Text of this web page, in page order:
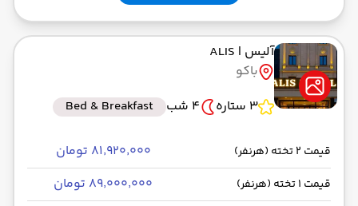
آلیس | ALIS
باکو
3 ستاره
4 شب Bed & Breakfast
قیمت 2 تخته (هرنفر) ۸۱٬۹۲۰٬۰۰۰ تومان
قیمت 1 تخته (هرنفر) ۸۹٬۰۰۰٬۰۰۰ تومان